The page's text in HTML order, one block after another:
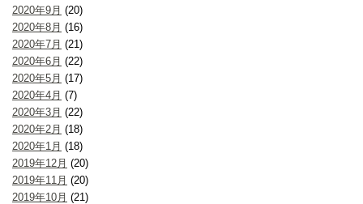
2020年9月 (20)
2020年8月 (16)
2020年7月 (21)
2020年6月 (22)
2020年5月 (17)
2020年4月 (7)
2020年3月 (22)
2020年2月 (18)
2020年1月 (18)
2019年12月 (20)
2019年11月 (20)
2019年10月 (21)